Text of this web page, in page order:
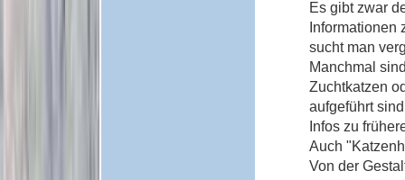
Es gibt zwar
Informationen
sucht man
Manchmal
Zuchtkatzen
aufgeführt
Infos zu
Auch
Von der